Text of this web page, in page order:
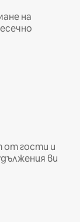
на
гости и
ви